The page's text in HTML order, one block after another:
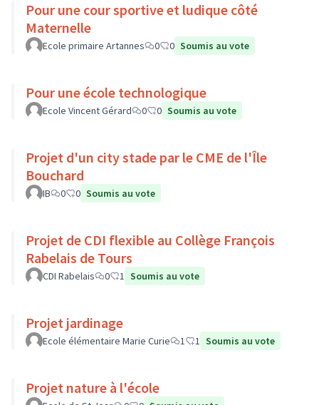
Pour une cour sportive et ludique côté
Maternelle
Ecole primaire Artannes 0 0 Soumis au vote
Pour une école technologique
Ecole Vincent Gérard 0 0 Soumis au vote
Projet d'un city stade par le CME de l'Île
Bouchard
IB 0 0 Soumis au vote
Projet de CDI flexible au Collège François
Rabelais de Tours
CDI Rabelais 0 1 Soumis au vote
Projet jardinage
Ecole élémentaire Marie Curie 1 1 Soumis au vote
Projet nature à l'école